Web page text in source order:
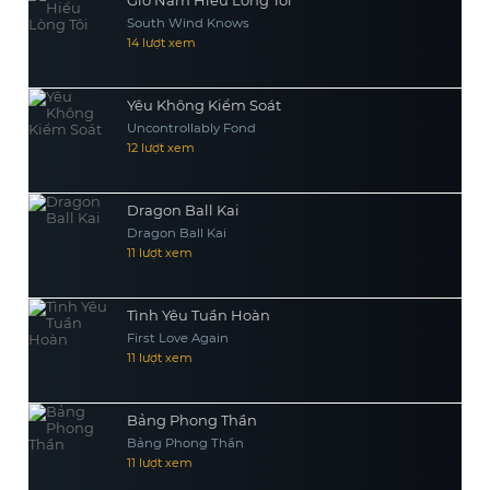
South Wind Knows
14 lượt xem
Yêu Không Kiểm Soát
Uncontrollably Fond
12 lượt xem
Dragon Ball Kai
Dragon Ball Kai
11 lượt xem
Tình Yêu Tuần Hoàn
First Love Again
11 lượt xem
Bảng Phong Thần
Bảng Phong Thần
11 lượt xem